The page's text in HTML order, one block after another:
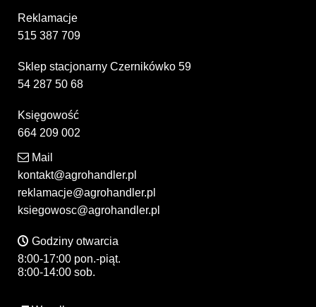
Reklamacje
515 387 709
Sklep stacjonarny Czernikówko 59
54 287 50 68
Księgowość
664 209 002
Mail
kontakt@agrohandler.pl
reklamacje@agrohandler.pl
ksiegowosc@agrohandler.pl
Godziny otwarcia
8:00-17:00 pon.-piąt.
8:00-14:00 sob.